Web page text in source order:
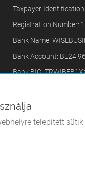
Taxpayer
Registration Number:
Bank Name:
Bank Account: BE24
Bank BIC:
telepített